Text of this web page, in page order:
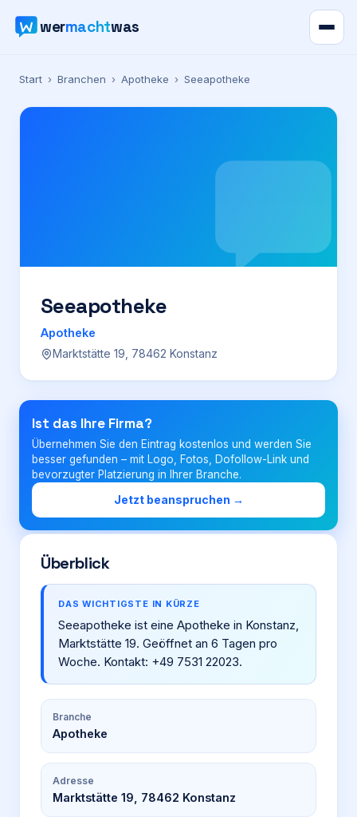
wermachtwas
Verzeichnis
Karte
Preise
Für Firmen
Login
Firma eintragen
Start › Branchen › Apotheke › Seeapotheke
Seeapotheke
Apotheke
Marktstätte 19, 78462 Konstanz
Ist das Ihre Firma?
Übernehmen Sie den Eintrag kostenlos und werden Sie
besser gefunden – mit Logo, Fotos, Dofollow-Link und
bevorzugter Platzierung in Ihrer Branche.
Jetzt beanspruchen →
Überblick
DAS WICHTIGSTE IN KÜRZE
Seeapotheke ist eine Apotheke in Konstanz,
Marktstätte 19. Geöffnet an 6 Tagen pro
Woche. Kontakt: +49 7531 22023.
Branche
Apotheke
Adresse
Marktstätte 19, 78462 Konstanz